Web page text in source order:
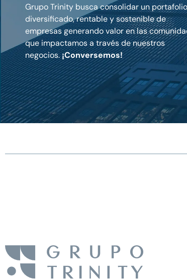
Grupo Trinity busca consolidar un portafolio
diversificado, rentable y sostenible de
empresas generando valor en las
que impactamos a través de nuestros
negocios.¡Conversemos!